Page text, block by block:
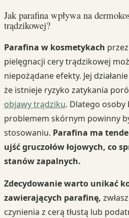
Jak parafina wpływa na
trądzikowej?
Parafina w kosmetykach
pielęgnacji cery trądzikowej
niepożądane efekty. Jej
że istnieje ryzyko zatykania
objawy trądziku. Dlatego osoby
problemem skórnym powinny
stosowaniu. Parafina ma
ujść gruczołów łojowych, co
stanów zapalnych.
Zdecydowanie warto unikać
zawierających parafinę,
czynienia z cerą tłustą lub